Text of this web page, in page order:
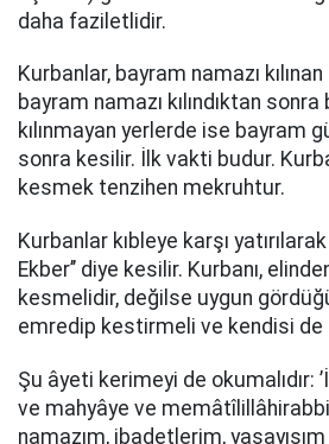
daha faziletlidir.
Kurbanlar, bayram namazı
bayram namazı kılındıktan
kılınmayan yerlerde ise bayram
sonra kesilir. İlk vakti budur.
kesmek tenzihen mekruhtur.
Kurbanlar kıbleye karşı
Ekber’’ diye kesilir. Kurbanı,
kesmelidir, değilse uygun
emredip kestirmeli ve kendisi de
Şu âyeti kerimeyi de okumalıdır:
ve mahyâye ve
namazım, ibadetlerim,